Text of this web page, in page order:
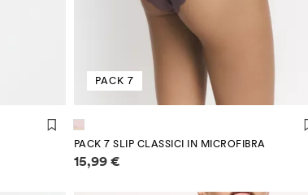
PACK 7
PACK 7 SLIP CLASSICI IN MICROFIBRA
Informazioni sui prezzi
15,99 €